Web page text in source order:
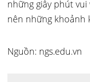
những giây phút
nên những khoảnh
Nguồn: ngs.edu.vn